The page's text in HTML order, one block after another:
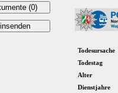
Todesursache
Todestag
Alter
Dienstjahre